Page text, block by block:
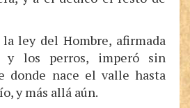
ley del Hombre, afirmada
y los perros, imperó sin
donde nace el valle hasta
y más allá aún.